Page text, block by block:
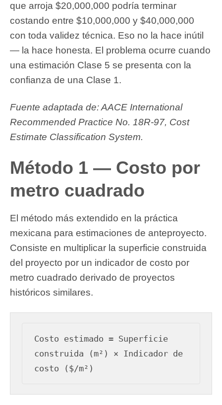
que arroja $20,000,000 podría terminar
costando entre $10,000,000 y $40,000,000
con toda validez técnica. Eso no la hace inútil
— la hace honesta. El problema ocurre cuando
una estimación Clase 5 se presenta con la
confianza de una Clase 1.
Fuente adaptada de: AACE International
Recommended Practice No. 18R-97, Cost
Estimate Classification System.
Método 1 — Costo por
metro cuadrado
El método más extendido en la práctica
mexicana para estimaciones de anteproyecto.
Consiste en multiplicar la superficie construida
del proyecto por un indicador de costo por
metro cuadrado derivado de proyectos
históricos similares.
Costo estimado = Superficie
construida (m²) × Indicador de